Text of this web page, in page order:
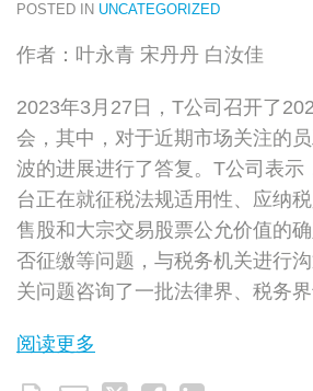
POSTED IN UNCATEGORIZED
作者：叶永青 宋丹丹 白汝佳
2023年3月27日，T公司召开了
会，其中，对于近期市场关注的
波的进展进行了答复。T公司表示
台正在就征税法规适用性、应纳
售股和大宗交易股票公允价值的
否征缴等问题，与税务机关进行
关问题咨询了一批法律界、税务界
阅读更多